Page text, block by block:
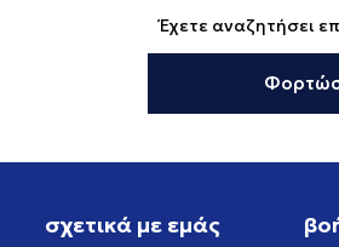
Έχετε αναζητήσει
σχετικά με εμάς